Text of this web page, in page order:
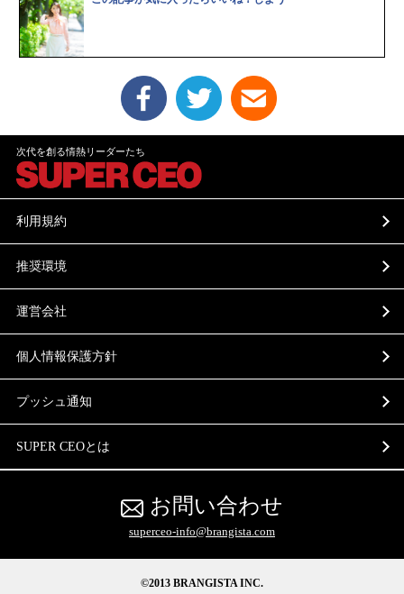
次代を創る情熱リーダーたち
利用規約
推奨環境
運営会社
個人情報保護方針
プッシュ通知
SUPER CEOとは
お問い合わせ
superceo-info@brangista.com
©2013 BRANGISTA INC.